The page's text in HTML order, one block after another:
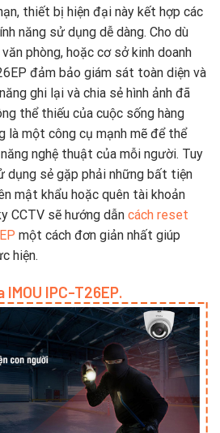
thiết bị hiện đại này kết hợp các
năng sử dụng dễ dàng. Cho dù
phòng, hoặc cơ sở kinh doanh
đảm bảo giám sát toàn diện và
ghi lại và chia sẻ hình ảnh đã
thể thiếu của cuộc sống hàng
là một công cụ mạnh mẽ để thể
nghệ thuật của mỗi người. Tuy
dụng sẻ gặp phải những bất tiện
mật khẩu hoặc quên tài khoản
CCTV sẽ hướng dẫn cách reset
một cách đơn giản nhất giúp
hiện.
IPC-T26EP.